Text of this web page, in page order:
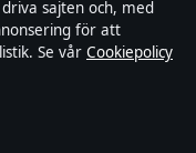
sajten och, med
för att
Se vår Cookiepolicy